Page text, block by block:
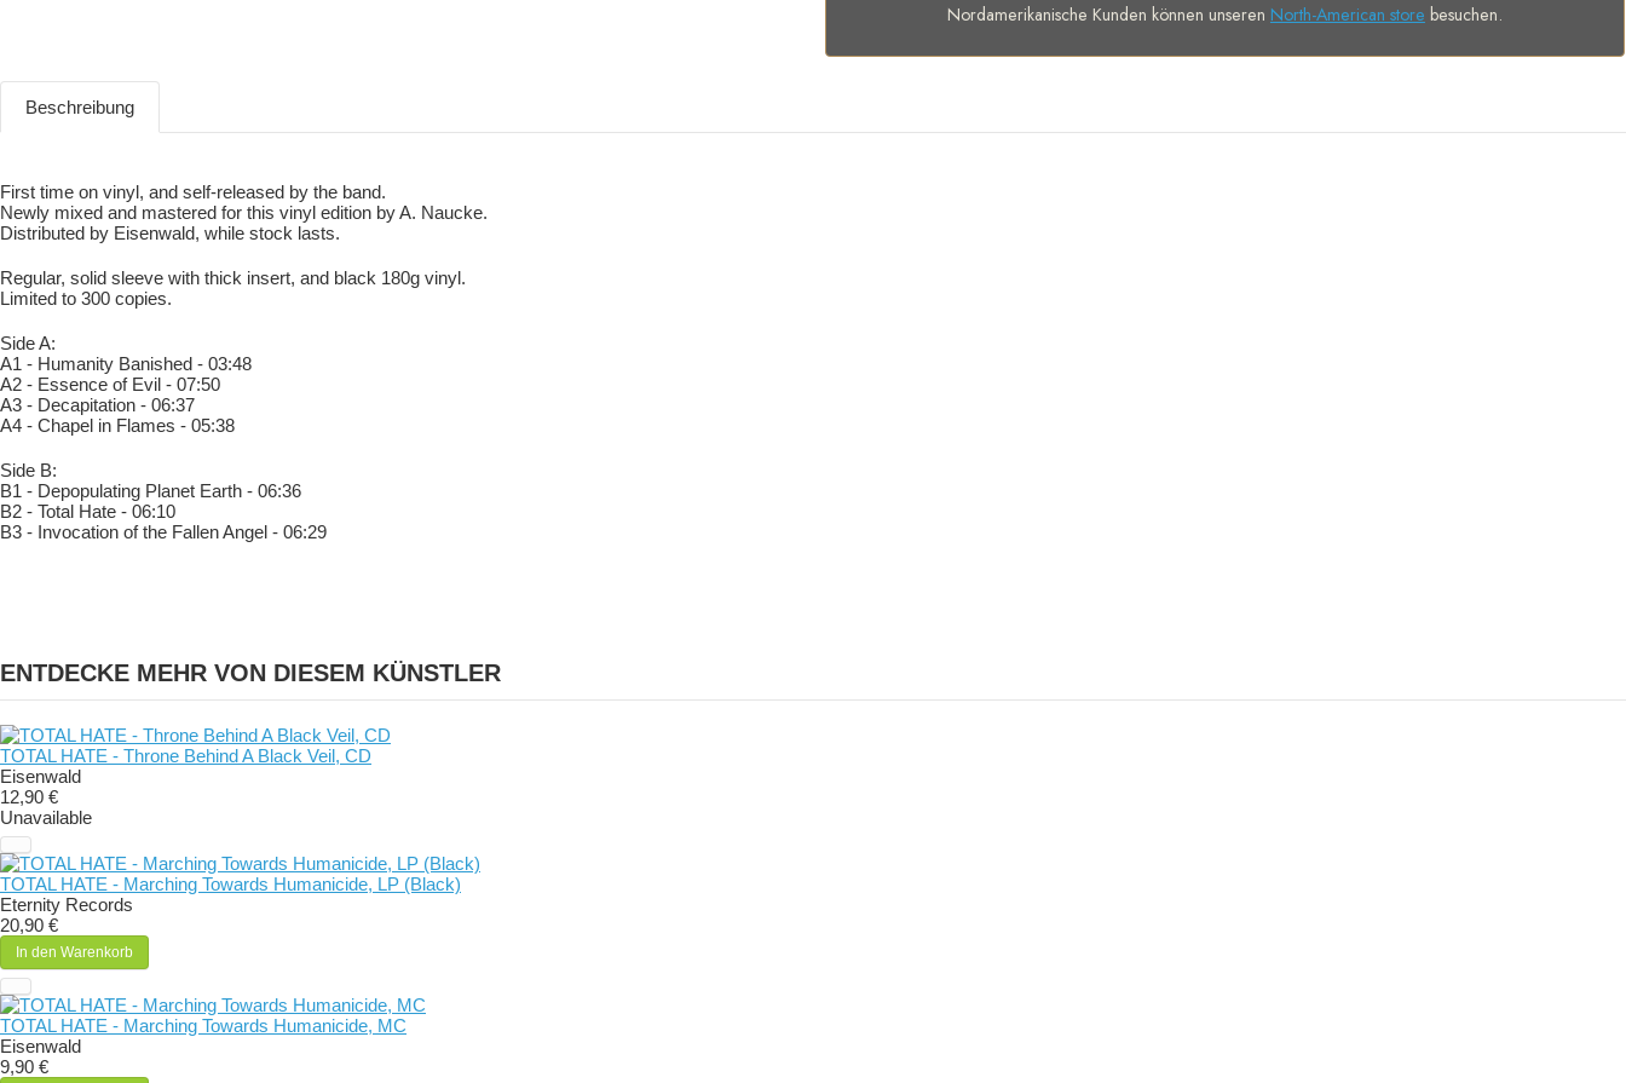
Nordamerikanische Kunden können unseren North-American store besuchen.
Beschreibung
First time on vinyl, and self-released by the band.
Newly mixed and mastered for this vinyl edition by A. Naucke.
Distributed by Eisenwald, while stock lasts.
Regular, solid sleeve with thick insert, and black 180g vinyl.
Limited to 300 copies.
Side A:
A1 - Humanity Banished - 03:48
A2 - Essence of Evil - 07:50
A3 - Decapitation - 06:37
A4 - Chapel in Flames - 05:38
Side B:
B1 - Depopulating Planet Earth - 06:36
B2 - Total Hate - 06:10
B3 - Invocation of the Fallen Angel - 06:29
ENTDECKE MEHR VON DIESEM KÜNSTLER
TOTAL HATE - Throne Behind A Black Veil, CD
Eisenwald
12,90 €
Unavailable
TOTAL HATE - Marching Towards Humanicide, LP (Black)
Eternity Records
20,90 €
In den Warenkorb
TOTAL HATE - Marching Towards Humanicide, MC
Eisenwald
9,90 €